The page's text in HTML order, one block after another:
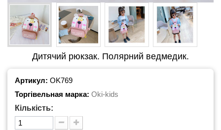
Дитячий рюкзак. Полярний ведмедик.
Артикул: OK769
Торгівельная марка: Oki-kids
Кількість: